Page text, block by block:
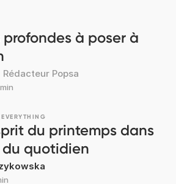
à poser à
Rédacteur Popsa
du printemps dans
du quotidien